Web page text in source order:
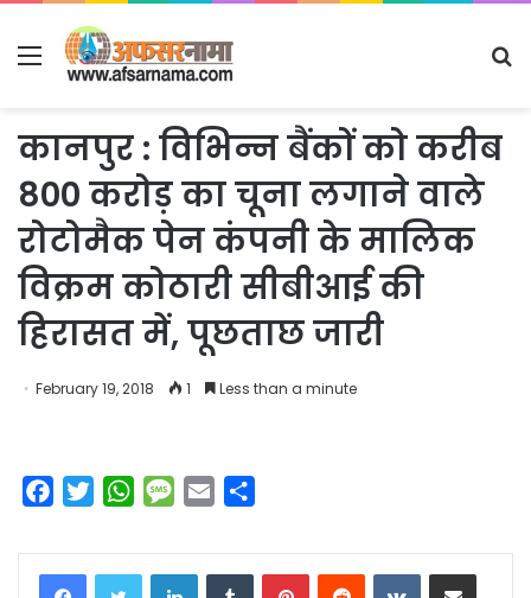
Menu
कानपुर : विभिन्न बैंकों को करीब
800 करोड़ का चूना लगाने वाले
रोटोमैक पेन कंपनी के मालिक
विक्रम कोठारी सीबीआई की
हिरासत में, पूछताछ जारी
February 19, 2018 1 Less than a minute
c
e
i
t
W
a
t
M
s
s
a
i
a
r
LinkedInTumblrPinterestReddit VKontakteShare via Email